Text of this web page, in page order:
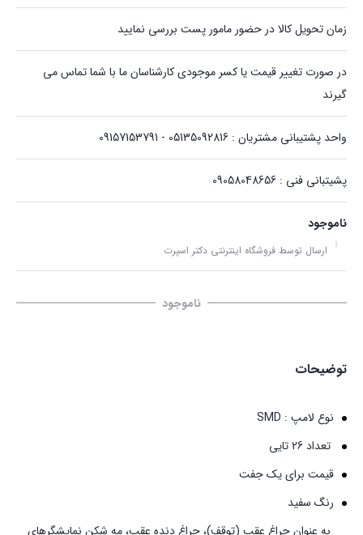
زمان تحویل کالا در حضور مامور پست بررسی نمایید
در صورت تغییر قیمت یا کسر موجودی کارشناسان ما با شما تماس می
گیرند
واحد پشتیبانی مشتریان : 05135092816 - 09157153791
پشیتبانی فنی : 09058048656
ناموجود
ارسال توسط فروشگاه اینترنتی دکتر اسپرت
ناموجود
توضیحات
نوع لامپ : SMD
تعداد 26 تایی
قیمت برای یک جفت
رنگ سفید
به عنوان چراغ عقب (توقف)، چراغ دنده عقب، مه شکن نمایشگرهای